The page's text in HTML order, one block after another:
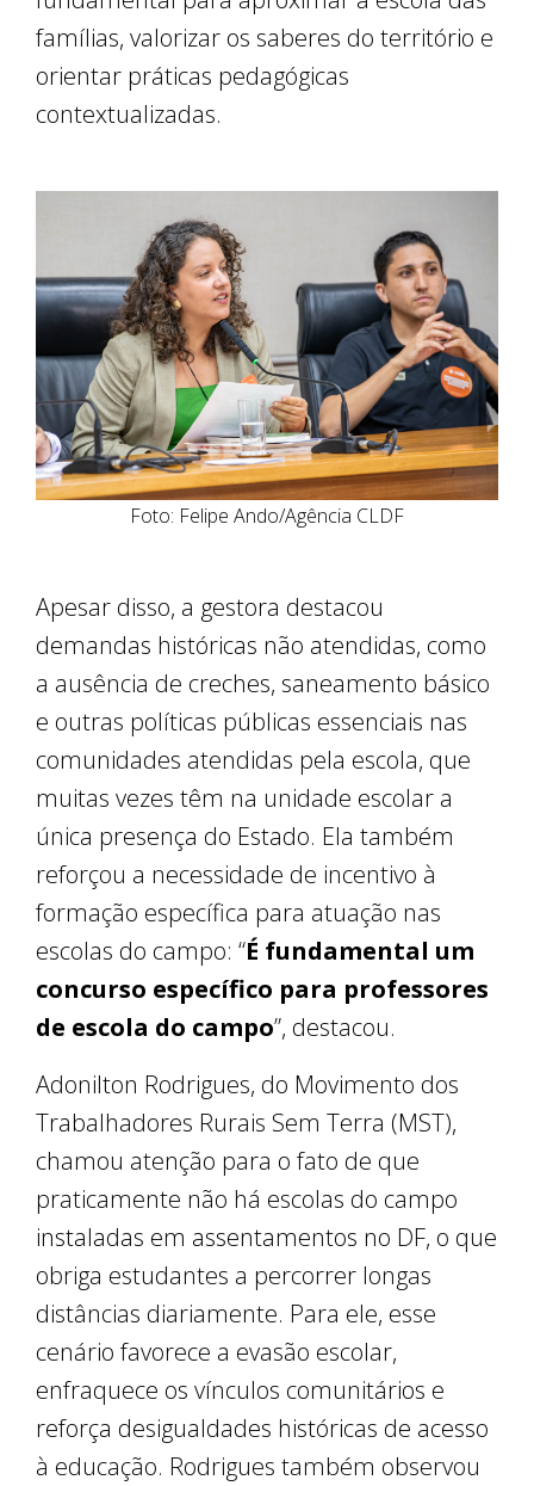
famílias, valorizar os saberes do território e
orientar práticas pedagógicas
contextualizadas.
Foto: Felipe Ando/Agência CLDF
Apesar disso, a gestora destacou
demandas históricas não atendidas, como
a ausência de creches, saneamento básico
e outras políticas públicas essenciais nas
comunidades atendidas pela escola, que
muitas vezes têm na unidade escolar a
única presença do Estado. Ela também
reforçou a necessidade de incentivo à
formação específica para atuação nas
escolas do campo: “É fundamental um
concurso específico para professores
de escola do campo”, destacou.
Adonilton Rodrigues, do Movimento dos
Trabalhadores Rurais Sem Terra (MST),
chamou atenção para o fato de que
praticamente não há escolas do campo
instaladas em assentamentos no DF, o que
obriga estudantes a percorrer longas
distâncias diariamente. Para ele, esse
cenário favorece a evasão escolar,
enfraquece os vínculos comunitários e
reforça desigualdades históricas de acesso
à educação. Rodrigues também observou